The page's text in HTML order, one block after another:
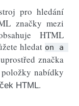
pro hledání
značky mezi
HTML
hledat on
a
značka
nabídky
HTML.